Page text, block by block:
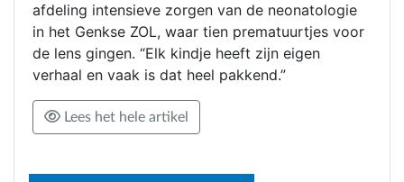
afdeling intensieve zorgen van de neonatologie
in het Genkse ZOL, waar tien prematuurtjes voor
de lens gingen. “Elk kindje heeft zijn eigen
verhaal en vaak is dat heel pakkend.”
Lees het hele artikel